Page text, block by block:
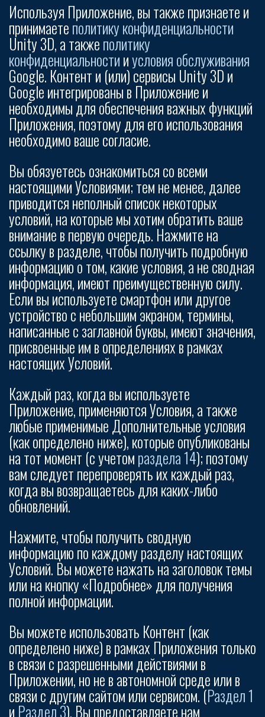
Используя Приложение, вы также признаете и
принимаетеполитику конфиденциальности
Unity 3D, а такжеполитику
конфиденциальностииусловия обслуживания
Google. Контент и (или) сервисы Unity 3D и
Google интегрированы в Приложение и
необходимы для обеспечения важных функций
Приложения, поэтому для его использования
необходимо ваше согласие.
Вы обязуетесь ознакомиться со всеми
настоящими Условиями; тем не менее, далее
приводится неполный список некоторых
условий, на которые мы хотим обратить ваше
внимание в первую очередь. Нажмите на
ссылку в разделе, чтобы получить подробную
информацию о том, какие условия, а не сводная
информация, имеют преимущественную силу.
Если вы используете смартфон или другое
устройство с небольшим экраном, термины,
написанные с заглавной буквы, имеют значения,
присвоенные им в определениях в рамках
настоящих Условий.
Каждый раз, когда вы используете
Приложение, применяются Условия, а также
любые применимые Дополнительные условия
(как определено ниже), которые опубликованы
на тот момент (с учетомраздела 14); поэтому
вам следует перепроверять их каждый раз,
когда вы возвращаетесь для каких-либо
обновлений.
Нажмите, чтобы получить сводную
информацию по каждому разделу настоящих
Условий. Вы можете нажать на заголовок темы
или на кнопку «Подробнее» для получения
полной информации.
Вы можете использовать Контент (как
определено ниже) в рамках Приложения только
в связи с разрешенными действиями в
Приложении, но не в автономной среде или в
связи с другим сайтом или сервисом. (Раздел 1
и Pаздел 3). Вы предоставляете нам